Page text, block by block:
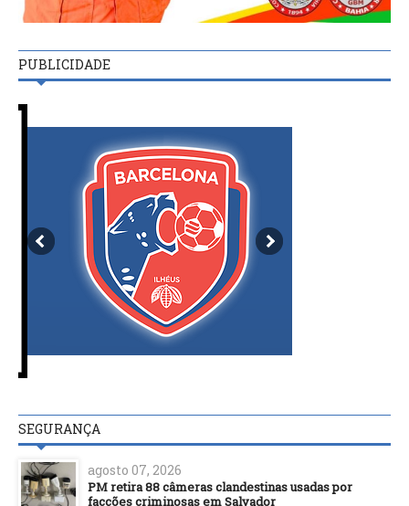
PUBLICIDADE
SEGURANÇA
agosto 07, 2026
PM retira 88 câmeras clandestinas usadas por
facções criminosas em Salvador